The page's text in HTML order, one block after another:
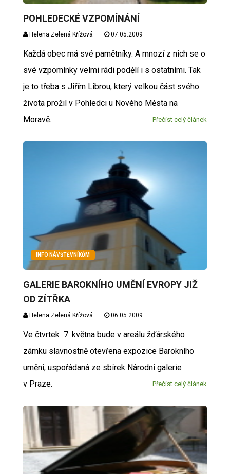
POHLEDECKÉ VZPOMÍNÁNÍ
Helena Zelená Křížová 07.05.2009
Každá obec má své pamětníky. A mnozí z nich se o
své vzpomínky velmi rádi podělí i s ostatními. Tak
je to třeba s Jiřím Librou, který velkou část svého
života prožil v Pohledci u Nového Města na
Moravě.
Přečíst celý článek
INFO NÁVŠTĚVNÍKŮM
GALERIE BAROKNÍHO UMĚNÍ EVROPY JIŽ
OD ZÍTŘKA
Helena Zelená Křížová 06.05.2009
Ve čtvrtek 7. května bude v areálu žďárského
zámku slavnostně otevřena expozice Barokního
umění, uspořádaná ze sbírek Národní galerie
v Praze.
Přečíst celý článek